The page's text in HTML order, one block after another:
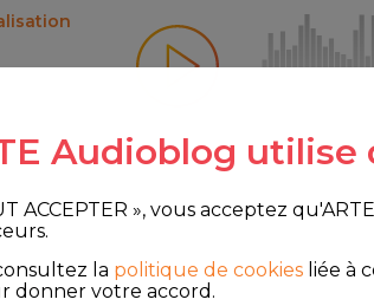
Audioblog utilise
ACCEPTER », vous acceptez
la politique de cookies liée à
donner votre accord.